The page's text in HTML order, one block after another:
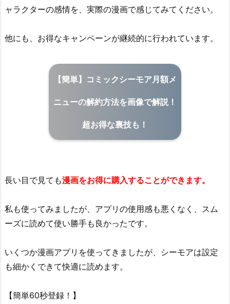
ャラクターの感情を、実際の漫画で感じてみてください。
他にも、お得なキャンペーンが継続的に行われています。
【簡単】コミックシーモア月額メ
ニューの解約方法を画像で解説！
超お得な裏技も！
長い目で見ても漫画をお得に購入することができます。
私も使ってみましたが、アプリの使用感も悪くなく、スム
ーズに読めて使い勝手も良かったです。
いくつか漫画アプリを使ってきましたが、シーモアは設定
も細かくできて快適に読めます。
【簡単60秒登録！】